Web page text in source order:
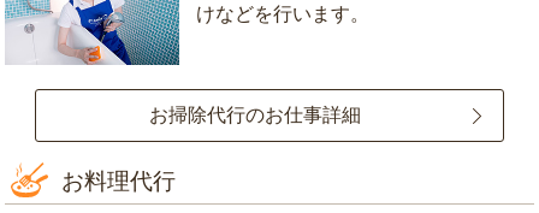
けなどを行います。
お掃除代行のお仕事詳細
お料理代行